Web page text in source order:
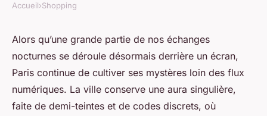
SHOPPING
Comment la brigade
mondaine révèle les secrets de
la nuit parisienne
Alexandre-Pierre•27/05/2026 15:29• 11 min de lecture
Accueil›Shopping
Alors qu’une grande partie de nos échanges
nocturnes se déroule désormais derrière un écran,
Paris continue de cultiver ses mystères loin des flux
numériques. La ville conserve une aura singulière,
faite de demi-teintes et de codes discrets, où